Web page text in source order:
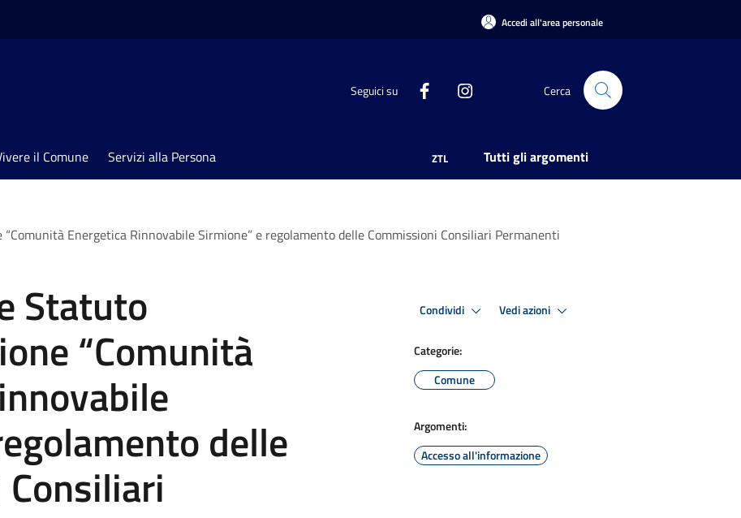
Accedi all'area personale
Seguici su Cerca
il Comune Servizi alla Persona ZTL Tutti gli argomenti
“Comunità Energetica Rinnovabile Sirmione” e regolamento delle Commissioni Consiliari Permanenti
Statuto
“Comunità
delle
Condividi Vedi azioni
Categorie:
Comune
Argomenti:
Accesso all'informazione